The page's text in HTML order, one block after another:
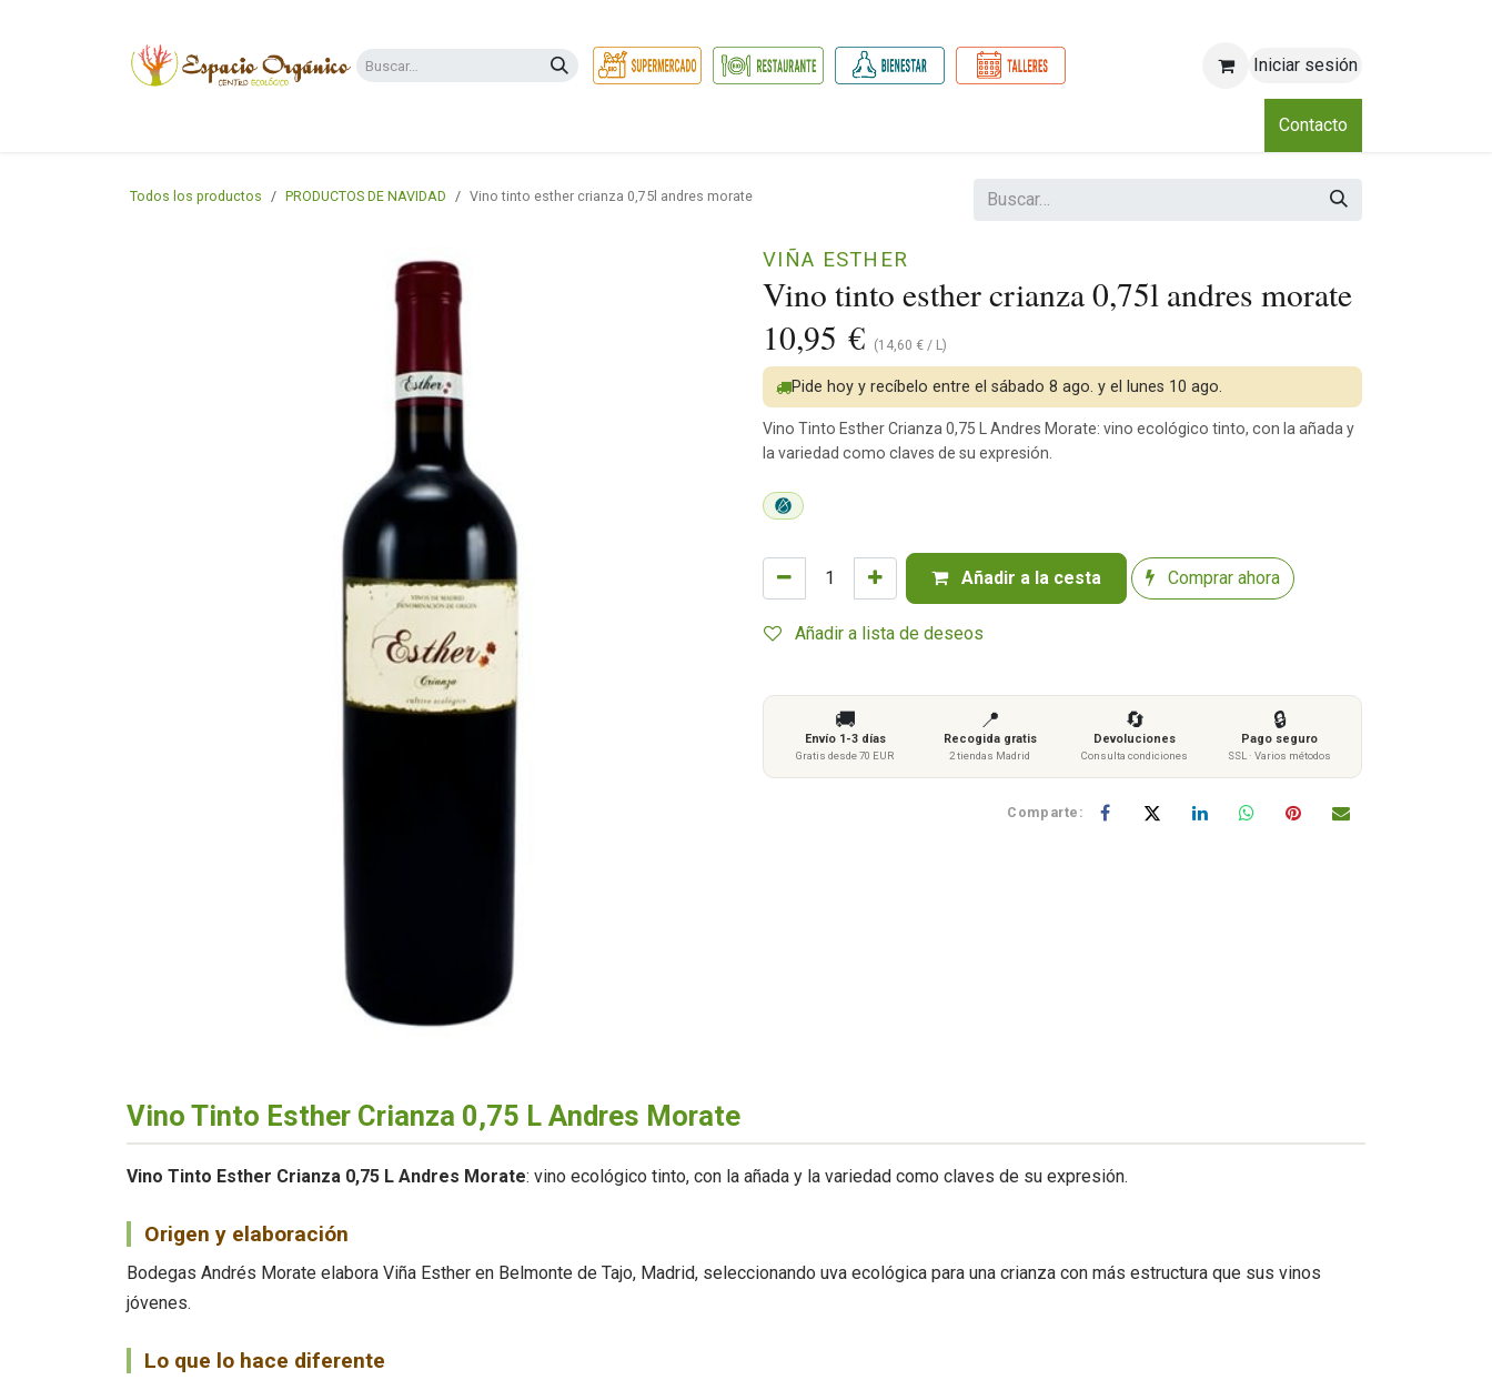
Iniciar sesión
Club
Contacto
Todos los productos PRODUCTOS DE NAVIDAD Vino tinto esther crianza 0,75l andres morate
Vino tinto esther crianza 0,75l andres morate
VIÑA ESTHER
10,95 € (14,60 € / L)
Añadir a la cesta Comprar ahora
Añadir a lista de deseos
Pide hoy y recíbelo entre el sábado 8 ago. y el lunes 10 ago.
Vino Tinto Esther Crianza 0,75 L Andres Morate: vino ecológico tinto, con la añada y
la variedad como claves de su expresión.
🚚
Envío 1-3 días
Gratis desde 70 EUR
📍
Recogida gratis
2 tiendas Madrid
🔄
Devoluciones
Consulta condiciones
🔒
Pago seguro
SSL · Varios métodos
Comparte:
Vino Tinto Esther Crianza 0,75 L Andres Morate
Vino Tinto Esther Crianza 0,75 L Andres Morate: vino ecológico tinto, con la añada y la variedad como claves de su expresión.
Origen y elaboración
Bodegas Andrés Morate elabora Viña Esther en Belmonte de Tajo, Madrid, seleccionando uva ecológica para una crianza con más estructura que sus vinos
jóvenes.
Lo que lo hace diferente